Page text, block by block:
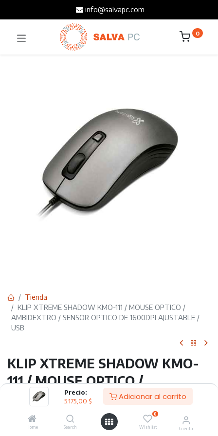
Precio:
5.175,00 $ Adicionar al carrito
Home Search
0
Wishlist Cuenta
info@salvapc.com
0
Tienda
KLIP XTREME SHADOW KMO-111 / MOUSE OPTICO /
AMBIDEXTRO / SENSOR OPTICO DE 1600DPI AJUSTABLE /
USB
KLIP XTREME SHADOW KMO-
111 / MOUSE OPTICO /
AMBIDEXTRO / SENSOR
OPTICO DE 1600DPI AJUSTABLE